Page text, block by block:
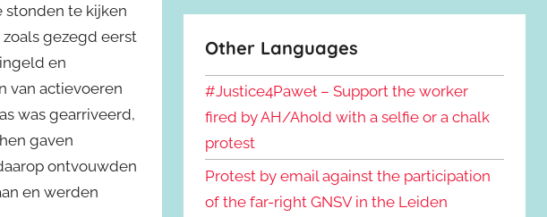
stonden te kijken
gezegd eerst
en
van actievoeren
was gearriveerd,
gaven
ontvouwden
en werden
Other Languages
#Justice4Paweł – Support the worker
fired by AH/Ahold with a selfie or a chalk
protest
Protest by email against the participation
of the far-right GNSV in the Leiden